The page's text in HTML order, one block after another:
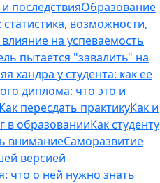
последствияОбразование
возможности,
на успеваемость
пытается "завалить" на
хандра у студента: как ее
диплома: что это и
Как пересдать практикуКак и
в образованииКак студенту
вниманиеСаморазвитие
версией
что о ней нужно знать